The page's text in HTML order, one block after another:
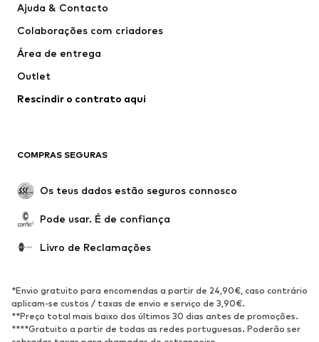
Roupa interior
Fatos e Blazers
Sobretudos
Roupa de banho
Ocasiões
Upcycling
Novidades
Sapatos
Sapatos abertos
Exclusivo
DESPORTO
Sapatilhas de desporto
Mochilas e Sacos de desporto
Acessórios de desporto
Ajuda & Contacto
Colaborações com criadores
Área de entrega
Outlet
Rescindir o contrato aqui
COMPRAS SEGURAS
Os teus dados estão seguros connosco
Pode usar. É de confiança
Livro de Reclamações
*Envio gratuito para encomendas a partir de 24,90€, caso contrário
aplicam-se custos / taxas de envio e serviço de 3,90€.
**Preço total mais baixo dos últimos 30 dias antes de promoções.
****Gratuito a partir de todas as redes portuguesas. Poderão ser